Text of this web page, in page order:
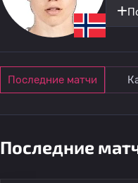
Последние матчи
Последние